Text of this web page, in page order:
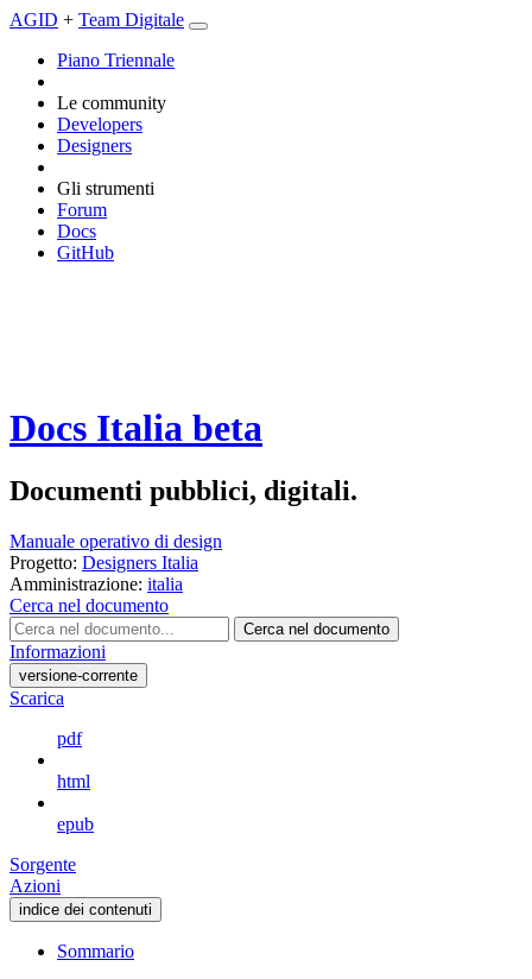
AGID + Team Digitale
Piano Triennale
Le community
Developers
Designers
Gli strumenti
Forum
Docs
GitHub
Docs Italia beta
Documenti pubblici, digitali.
Manuale operativo di design
Progetto: Designers Italia
Amministrazione: italia
Cerca nel documento
Cerca nel documento
Informazioni
versione-corrente
Scarica
pdf
html
epub
Sorgente
Azioni
indice dei contenuti
Sommario